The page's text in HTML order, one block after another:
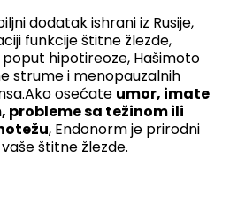
dodatak ishrani iz Rusije,
funkcije štitne žlezde,
hipotireoze, Hašimoto
strume i menopauzalnih
Ako osećate umor, imate
probleme sa težinom ili
, Endonorm je prirodni
štitne žlezde.